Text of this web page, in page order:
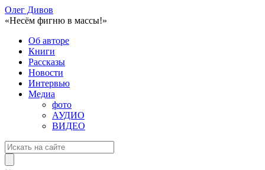
Олег Дивов
«Несём фигню в массы!»
Об авторе
Книги
Рассказы
Новости
Интервью
Медиа
фото
АУДИО
ВИДЕО